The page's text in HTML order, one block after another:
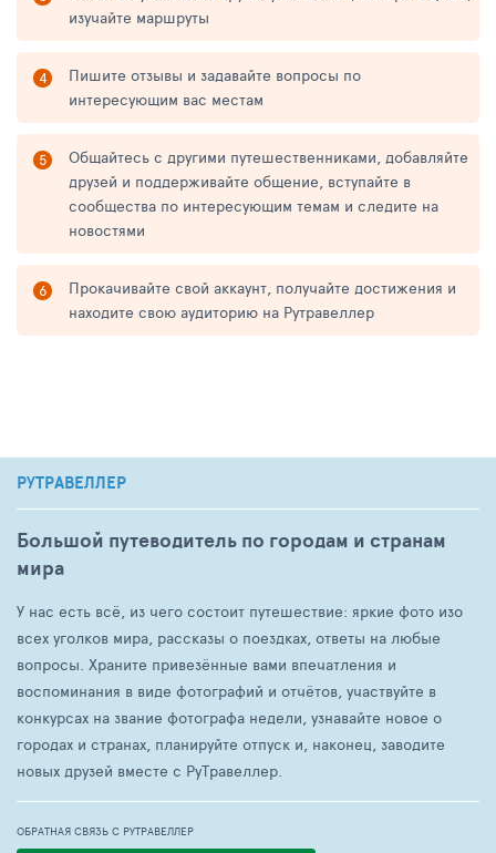
изучайте маршруты
Пишите отзывы и задавайте вопросы по
интересующим вас местам
Общайтесь с другими путешественниками, добавляйте
друзей и поддерживайте общение, вступайте в
сообщества по интересующим темам и следите на
новостями
Прокачивайте свой аккаунт, получайте достижения и
находите свою аудиторию на Рутравеллер
РУТРАВЕЛЛЕР
Большой путеводитель по городам и странам
мира
У нас есть всё, из чего состоит путешествие: яркие фото изо
всех уголков мира, рассказы о поездках, ответы на любые
вопросы. Храните привезённые вами впечатления и
воспоминания в виде фотографий и отчётов, участвуйте в
конкурсах на звание фотографа недели, узнавайте новое о
городах и странах, планируйте отпуск и, наконец, заводите
новых друзей вместе с РуТравеллер.
ОБРАТНАЯ СВЯЗЬ С РУТРАВЕЛЛЕР